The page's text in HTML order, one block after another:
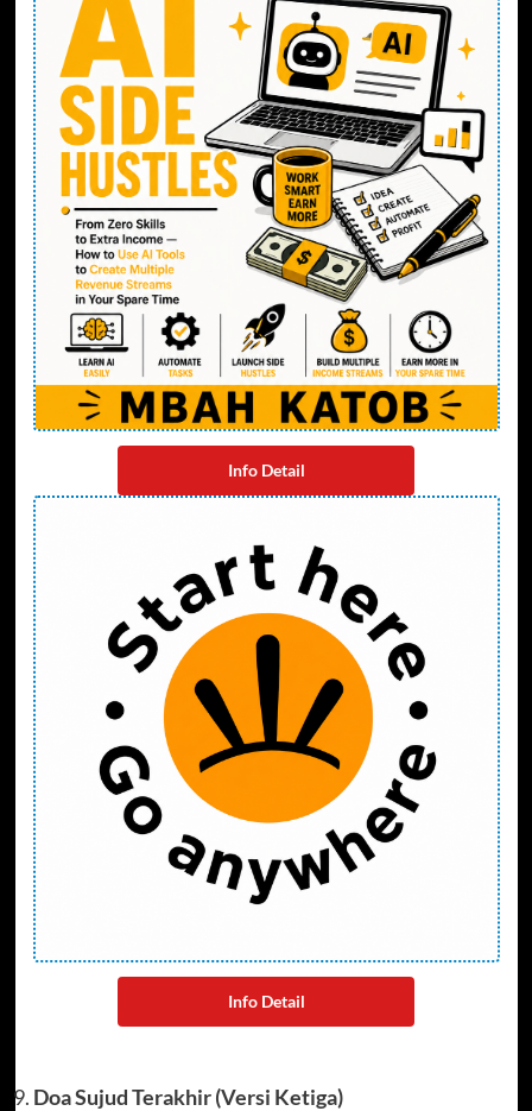
Info Detail
Info Detail
Doa Sujud Terakhir (Versi Ketiga)